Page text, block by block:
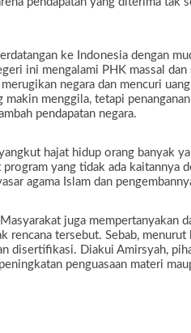
ke Indonesia dengan
ini mengalami PHK massal
negara dan mencuri
menggila, tetapi
pendapatan negara.
hajat hidup orang banyak
yang tidak ada kaitannya
agama Islam dan
juga mempertanyakan
rencana tersebut. Sebab,
disertifikasi. Diakui Amirsyah,
penguasaan materi